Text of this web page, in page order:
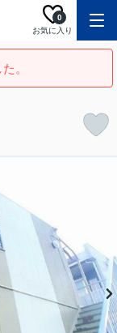
お気に入り
0
。